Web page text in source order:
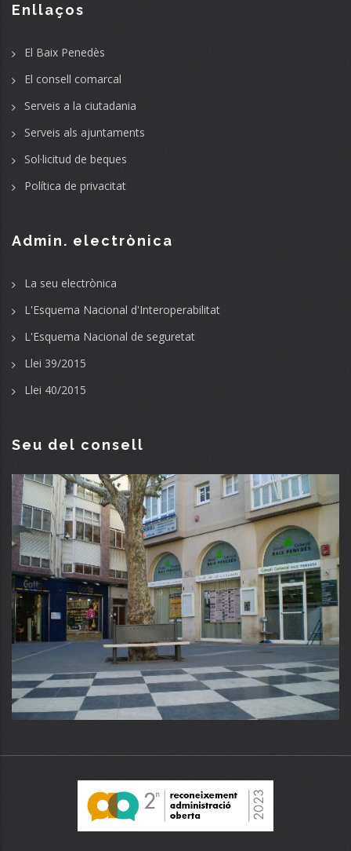
Enllaços
El Baix Penedès
El consell comarcal
Serveis a la ciutadania
Serveis als ajuntaments
Sol·licitud de beques
Política de privacitat
Admin. electrònica
La seu electrònica
L'Esquema Nacional d'Interoperabilitat
L'Esquema Nacional de seguretat
Llei 39/2015
Llei 40/2015
Seu del consell